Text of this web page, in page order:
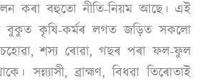
কৰা বহুতো নীতি-নিয়ম আছে। এই
বুকুত কৃষি-কৰ্মৰ লগত জড়িত সকলো
চহোৱা, শস্য ৰোৱা, গছৰ পৰা ফল-ফুল
সন্ন্যাসী, ব্ৰাহ্মণ, বিধৱা তিৰোতাই